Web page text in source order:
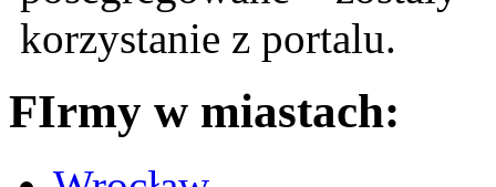
korzystanie z portalu.
FIrmy w miastach: